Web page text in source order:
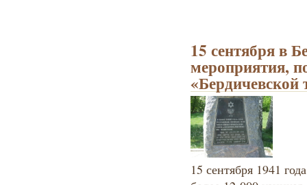
15 сентября в
мероприятия,
«Бердичевской
15 сентября 1941